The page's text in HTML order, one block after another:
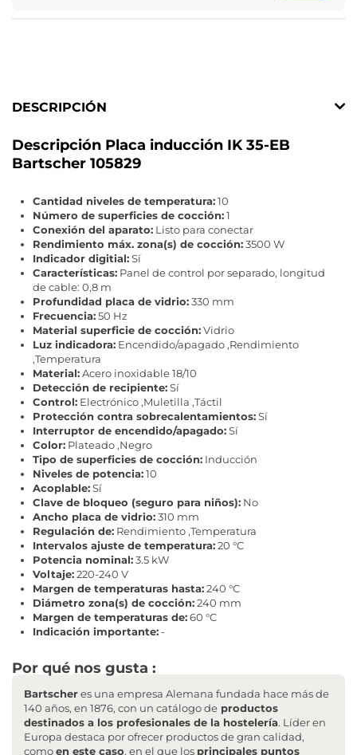
DESCRIPCIÓN
Descripción Placa inducción IK 35-EB
Bartscher 105829
Cantidad niveles de temperatura:10
Número de superficies de cocción:1
Conexión del aparato: Listo para conectar
Rendimiento máx. zona(s) de cocción:3500 W
Indicador digitial:Sí
Características: Panel de control por separado, longitud
de cable: 0,8 m
Profundidad placa de vidrio:330 mm
Frecuencia:50 Hz
Material superficie de cocción:Vidrio
Luz indicadora: Encendido/apagado ,Rendimiento
,Temperatura
Material:Acero inoxidable 18/10
Detección de recipiente:Sí
Control: Electrónico ,Muletilla ,Táctil
Protección contra sobrecalentamientos:Sí
Interruptor de encendido/apagado:Sí
Color: Plateado ,Negro
Tipo de superficies de cocción: Inducción
Niveles de potencia:10
Acoplable:Sí
Clave de bloqueo (seguro para niños): No
Ancho placa de vidrio:310 mm
Regulación de: Rendimiento ,Temperatura
Intervalos ajuste de temperatura:20 °C
Potencia nominal:3.5 kW
Voltaje:220-240 V
Margen de temperaturas hasta:240 °C
Diámetro zona(s) de cocción:240 mm
Margen de temperaturas de:60 °C
Indicación importante:-
Por qué nos gusta :
Bartscheres una empresa Alemana fundada hace más de
140 años, en 1876, con un catálogo de productos
destinados a los profesionales de la hostelería. Líder en
Europa destaca por ofrecer productos de gran calidad,
comoen este caso, en el que los principales puntos